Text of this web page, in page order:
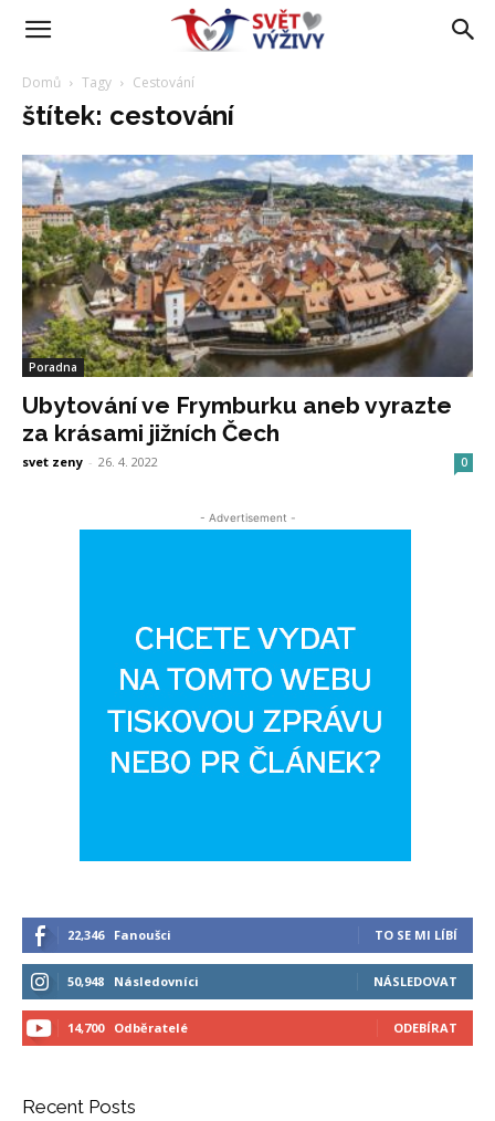
Domů Tagy Cestování
štítek: cestování
Poradna
Ubytování ve Frymburku aneb vyrazte
za krásami jižních Čech
svet zeny - 26. 4. 2022 0
- Advertisement -
22,346 Fanoušci TO SE MI LÍBÍ
50,948 Následovníci NÁSLEDOVAT
14,700 Odběratelé ODEBÍRAT
Recent Posts